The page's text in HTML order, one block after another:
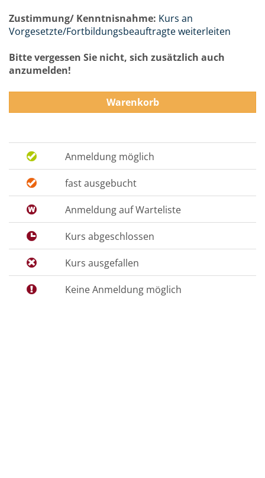
Zustimmung/ Kenntnisnahme: Kurs an
Vorgesetzte/Fortbildungsbeauftragte weiterleiten
Bitte vergessen Sie nicht, sich zusätzlich auch
anzumelden!
Warenkorb
Anmeldung möglich
fast ausgebucht
Anmeldung auf Warteliste
Kurs abgeschlossen
Kurs ausgefallen
Keine Anmeldung möglich